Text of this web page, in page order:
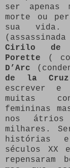
ser apenas
morte ou
sua
Cirilo de
Porette
(
D’Arc
de la Cruz
escrever
muitas
femininas
nos átrios
milhares.
histórias e
séculos XX